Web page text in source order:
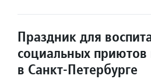
Праздник для
социальных
в Санкт-Петербурге